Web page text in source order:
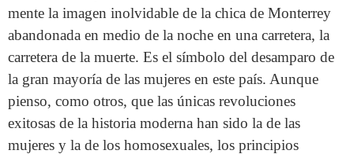
mente la imagen inolvidable de la chica de Monterrey
abandonada en medio de la noche en una carretera, la
carretera de la muerte. Es el símbolo del desamparo de
la gran mayoría de las mujeres en este país. Aunque
pienso, como otros, que las únicas revoluciones
exitosas de la historia moderna han sido la de las
mujeres y la de los homosexuales, los principios